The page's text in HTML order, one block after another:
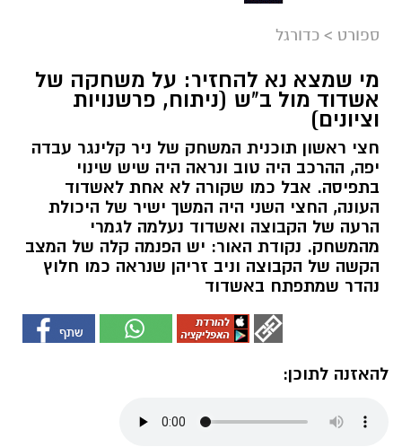
ספורט > כדורגל
מי שמצא נא להחזיר: על משחקה של
אשדוד מול ב"ש (ניתוח, פרשנויות
וציונים)
חצי ראשון תוכנית המשחק של ניר קלינגר עבדה
יפה, ההרכב היה טוב ונראה היה שיש שינוי
בתפיסה. אבל כמו שקורה לא אחת לאשדוד
העונה, החצי השני היה המשך ישיר של היכולת
הרעה של הקבוצה ואשדוד נעלמה לגמרי
מהמשחק. נקודת האור: יש הפנמה קלה של המצב
הקשה של הקבוצה וניב זריהן שנראה כמו חלוץ
נהדר שמתפתח באשדוד
להאזנה לתוכן: